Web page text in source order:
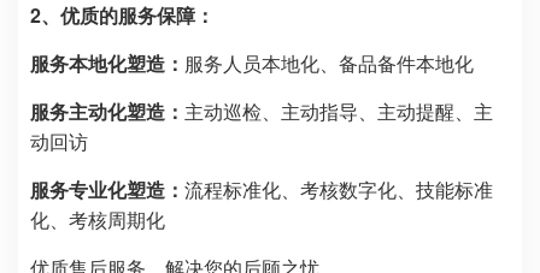
2、优质的服务保障：
服务本地化塑造： 服务人员本地化、备品备件本地化
服务主动化塑造： 主动巡检、主动指导、主动提醒、主
动回访
服务专业化塑造： 流程标准化、考核数字化、技能标准
化、考核周期化